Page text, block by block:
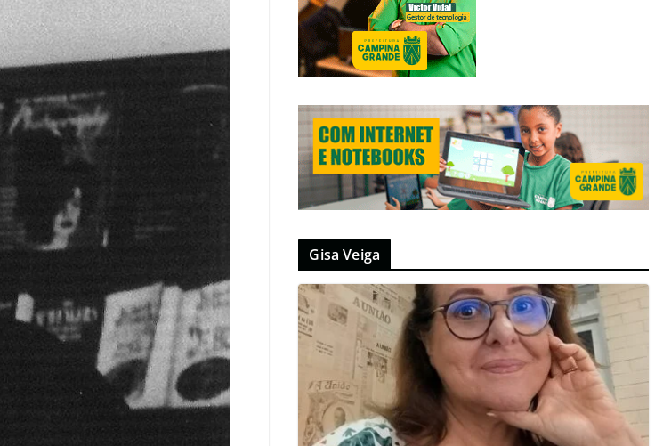
Gisa Veiga